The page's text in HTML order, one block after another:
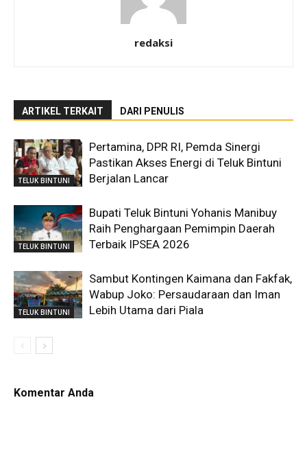
redaksi
ARTIKEL TERKAIT DARI PENULIS
TELUK BINTUNI
Pertamina, DPR RI, Pemda Sinergi
Pastikan Akses Energi di Teluk Bintuni
Berjalan Lancar
TELUK BINTUNI
Bupati Teluk Bintuni Yohanis Manibuy
Raih Penghargaan Pemimpin Daerah
Terbaik IPSEA 2026
TELUK BINTUNI
Sambut Kontingen Kaimana dan Fakfak,
Wabup Joko: Persaudaraan dan Iman
Lebih Utama dari Piala
Komentar Anda